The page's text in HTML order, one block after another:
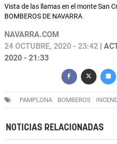
Vista de las llamas en el monte San
BOMBEROS DE NAVARRA
NAVARRA.COM
24 OCTUBRE, 2020 - 23:42 |
2020 - 21:33
PAMPLONA BOMBEROS
NOTICIAS RELACIONADAS